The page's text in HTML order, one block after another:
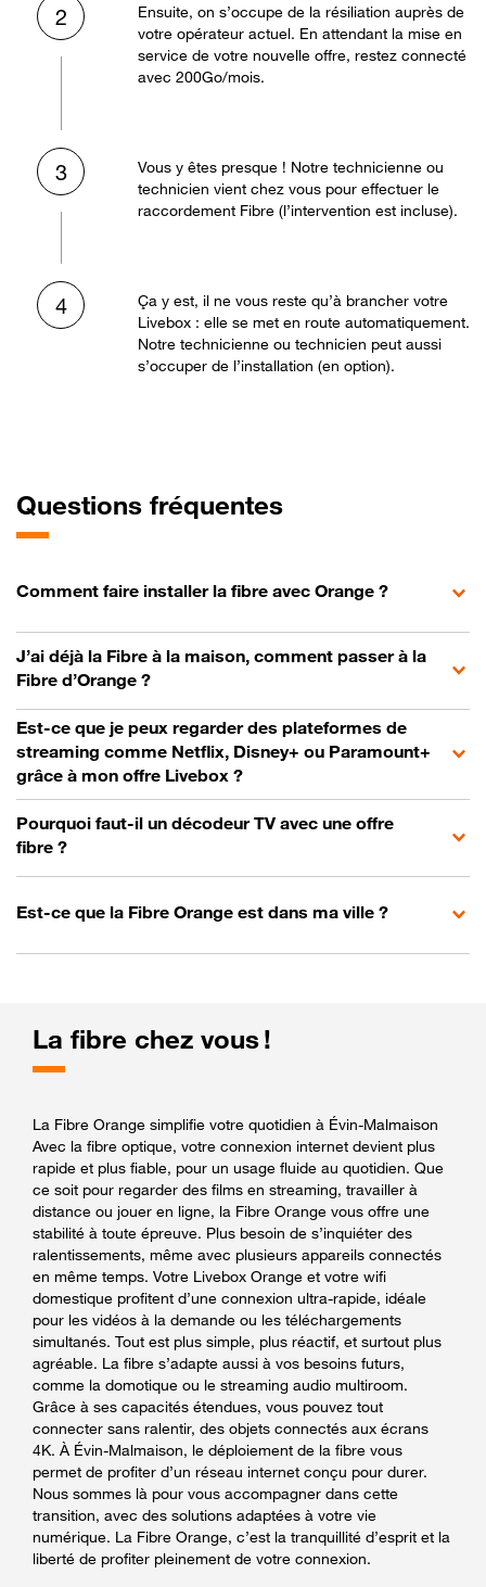
2
Ensuite, on s’occupe de la résiliation auprès de
votre opérateur actuel. En attendant la mise en
service de votre nouvelle offre, restez connecté
avec 200Go/mois.
3
Vous y êtes presque ! Notre technicienne ou
technicien vient chez vous pour effectuer le
raccordement Fibre (l’intervention est incluse).
4
Ça y est, il ne vous reste qu’à brancher votre
Livebox : elle se met en route automatiquement.
Notre technicienne ou technicien peut aussi
s’occuper de l’installation (en option).
Questions fréquentes
Comment faire installer la fibre avec Orange ?
J’ai déjà la Fibre à la maison, comment passer à la
Fibre d’Orange ?
Est-ce que je peux regarder des plateformes de
streaming comme Netflix, Disney+ ou Paramount+
grâce à mon offre Livebox ?
Pourquoi faut-il un décodeur TV avec une offre
fibre ?
Est-ce que la Fibre Orange est dans ma ville ?
La fibre chez vous !
La Fibre Orange simplifie votre quotidien à Évin-Malmaison
Avec la fibre optique, votre connexion internet devient plus
rapide et plus fiable, pour un usage fluide au quotidien. Que
ce soit pour regarder des films en streaming, travailler à
distance ou jouer en ligne, la Fibre Orange vous offre une
stabilité à toute épreuve. Plus besoin de s’inquiéter des
ralentissements, même avec plusieurs appareils connectés
en même temps. Votre Livebox Orange et votre wifi
domestique profitent d’une connexion ultra-rapide, idéale
pour les vidéos à la demande ou les téléchargements
simultanés. Tout est plus simple, plus réactif, et surtout plus
agréable. La fibre s’adapte aussi à vos besoins futurs,
comme la domotique ou le streaming audio multiroom.
Grâce à ses capacités étendues, vous pouvez tout
connecter sans ralentir, des objets connectés aux écrans
4K. À Évin-Malmaison, le déploiement de la fibre vous
permet de profiter d’un réseau internet conçu pour durer.
Nous sommes là pour vous accompagner dans cette
transition, avec des solutions adaptées à votre vie
numérique. La Fibre Orange, c’est la tranquillité d’esprit et la
liberté de profiter pleinement de votre connexion.